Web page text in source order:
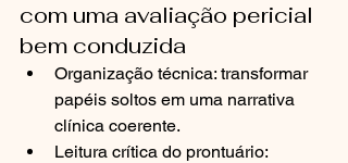
com uma avaliação pericial
bem conduzida
Organização técnica: transformar
papéis soltos em uma narrativa
clínica coerente.
Leitura crítica do prontuário: